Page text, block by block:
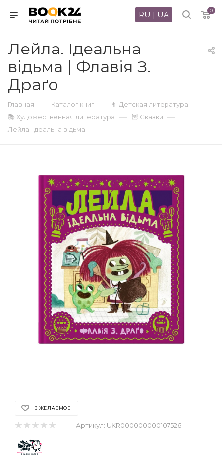
0
RU | UA
Лейла. Ідеальна
відьма | Флавія З.
Драґо
Главная — Каталог книг — 👨 Детская литература —
📚 Художественная литература — 🦉 Сказки —
Лейла. Ідеальна відьма
В ЖЕЛАЕМОЕ
Артикул: UKR000000000107526